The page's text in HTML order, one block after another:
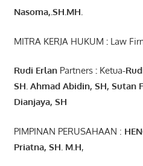
Nasoma,.SH.MH.
MITRA KERJA HUKUM : Law
Rudi ErlanPartners : Ketua-
SH. Ahmad Abidin, SH, Sutan
Dianjaya, SH
PIMPINAN PERUSAHAAN :
Priatna, SH . M.H,